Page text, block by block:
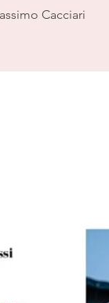
Cacciari